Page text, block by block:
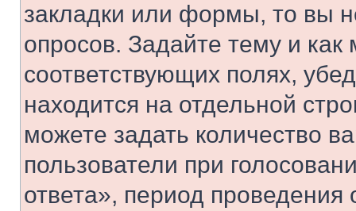
закладки или формы, то вы
опросов. Задайте тему и
соответствующих полях,
находится на отдельной
можете задать количество
пользователи при
ответа», период проведения